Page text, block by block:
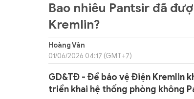
Bao nhiêu Pantsir đã
Kremlin?
Hoàng Vân
01/06/2026 04:17 (GMT+7)
GD&TĐ - Để bảo vệ Điện Kremlin
triển khai hệ thống phòng không